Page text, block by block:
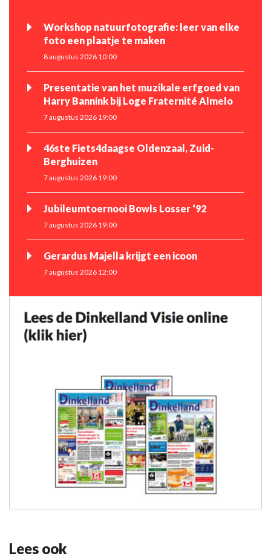
Workshop natuurfotografie: leer van elke
foto een plaatje te maken
8 augustus 2026 10:00
Presentatie van het muzikale erfgoed van
Harry Bannink bij Loge Fraternité Almelo
7 augustus 2026 19:00
46ste Fiets4daagse Oldenzaal, Zuid-
Berghuizen
7 augustus 2026 19:00
Jubileumtoernooi Bowls Losser ‘92
7 augustus 2026 19:00
Gerardus Majella krijgt een icoon
7 augustus 2026 12:00
Lees ook